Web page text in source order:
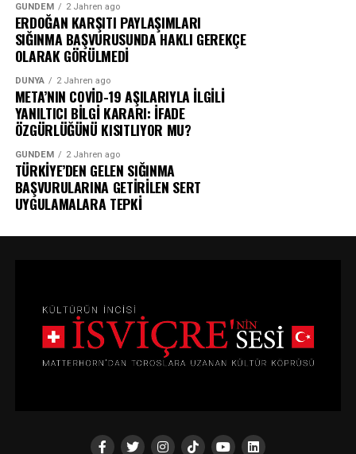
GÜNDEM 2 Jahren ago
ERDOĞAN KARŞITI PAYLAŞIMLARI
SIĞINMA BAŞVURUSUNDA HAKLI GEREKÇE
OLARAK GÖRÜLMEDİ
DÜNYA 2 Jahren ago
META’NIN COVİD-19 AŞILARIYLA İLGİLİ
YANILTICI BİLGİ KARARI: İFADE
ÖZGÜRLÜĞÜNÜ KISITLIYOR MU?
GÜNDEM 2 Jahren ago
TÜRKİYE’DEN GELEN SIĞINMA
BAŞVURULARINA GETİRİLEN SERT
UYGULAMALARA TEPKİ